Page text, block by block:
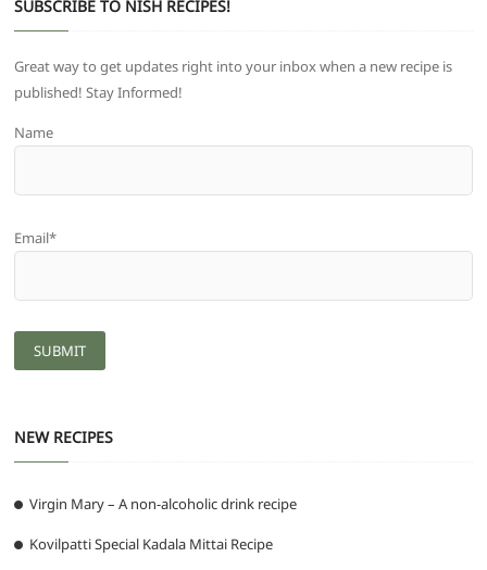
SUBSCRIBE TO NISH RECIPES!
Great way to get updates right into your inbox when a new recipe is
published! Stay Informed!
Name
Email*
NEW RECIPES
Virgin Mary – A non-alcoholic drink recipe
Kovilpatti Special Kadala Mittai Recipe